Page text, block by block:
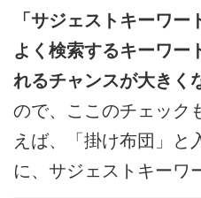
「サジェストキーワー
よく検索するキーワー
れるチャンスが大きく
ので、ここのチェック
えば、「掛け布団」と
に、サジェストキーワ